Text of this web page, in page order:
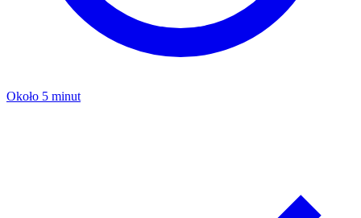
Około 5 minut